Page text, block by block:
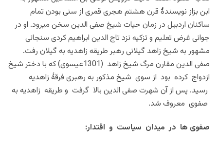
ابن بزاز نویسندۀ قرن هشتم هجری قمری از سنی بودن تمام
ساکنان اردبیل در زمان حیات شیخ صفی الدین سخن میرود. او در
جوانی غرض تعلیم و تزکیه نزد تاج الدین ابراهیم کردی سنجانی
مشهور به شیخ زاهد گیلانی رهبر طریقه زاهدیه به گیلان رفت.
صفی الدین مقارن مرگ شیخ زاهد (1301عیسوی) که با دختر شیخ
ازدواج کرده بود از سوی شیخ مذکور به رهبری فرقۀ زاهدیه
رسید. پس از آن شهرت صفی الدین بالا گرفت و طریقه زاهدیه به
صفوی معروف شد.
صفوی ها در میدان سیاست و اقتدار: